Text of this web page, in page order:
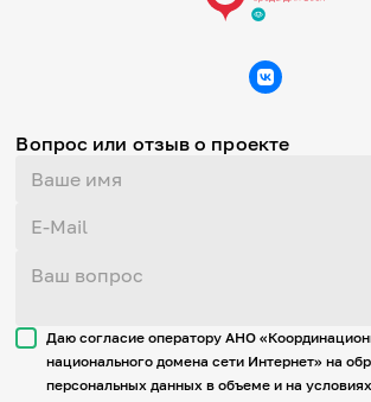
Вопрос или отзыв о проекте
Даю согласие оператору АНО
национального домена сети Интернет» на
персональных данных в объеме и на